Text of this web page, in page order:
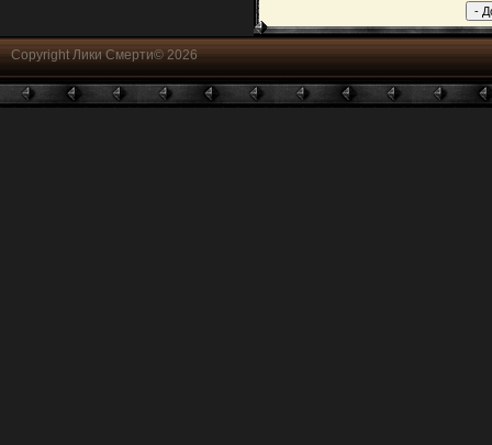
Copyright Лики Смерти© 2026